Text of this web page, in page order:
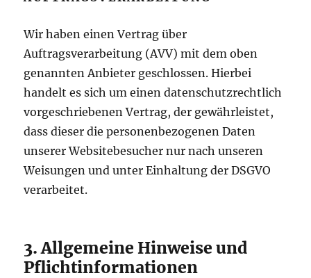
Wir haben einen Vertrag über
Auftragsverarbeitung (AVV) mit dem oben
genannten Anbieter geschlossen. Hierbei
handelt es sich um einen datenschutzrechtlich
vorgeschriebenen Vertrag, der gewährleistet,
dass dieser die personenbezogenen Daten
unserer Websitebesucher nur nach unseren
Weisungen und unter Einhaltung der DSGVO
verarbeitet.
3. Allgemeine Hinweise und
Pflicht­informationen